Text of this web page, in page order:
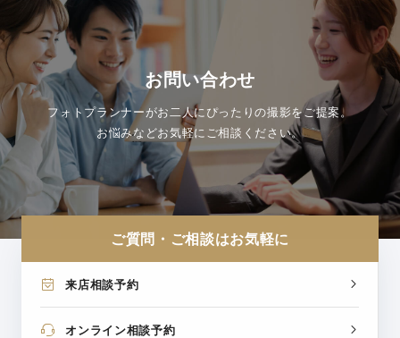
お問い合わせ
フォトプランナーがお二人にぴったりの撮影をご提案。
お悩みなどお気軽にご相談ください。
ご質問・ご相談はお気軽に
来店相談予約
オンライン相談予約